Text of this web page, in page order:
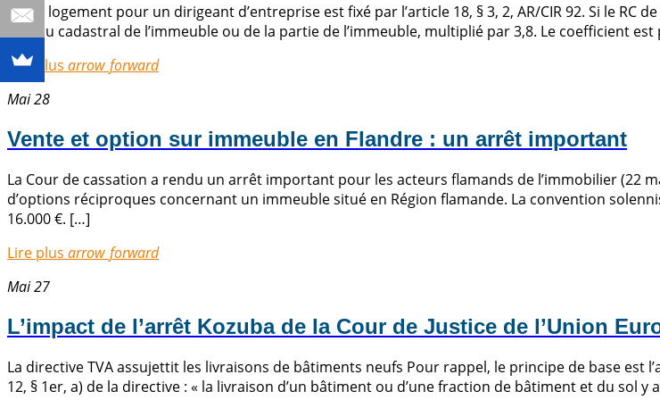
L’ATN logement pour un dirigeant d’entreprise est fixé par l’article 18, § 3, 2, AR/CIR 92. Si le
revenu cadastral de l’immeuble ou de la partie de l’immeuble, multiplié par 3,8. Le coefficient
Lire plus arrow_forward
Mai 28
Vente et option sur immeuble en Flandre : un arrêt important
La Cour de cassation a rendu un arrêt important pour les acteurs flamands de l’immobilier (22
d’options réciproques concernant un immeuble situé en Région flamande. La convention
16.000 €. […]
Lire plus arrow_forward
Mai 27
L’impact de l’arrêt Kozuba de la Cour de Justice de l’Union
La directive TVA assujettit les livraisons de bâtiments neufs Pour rappel, le principe de base est
12, § 1er, a) de la directive : « la livraison d’un bâtiment ou d’une fraction de bâtiment et du sol